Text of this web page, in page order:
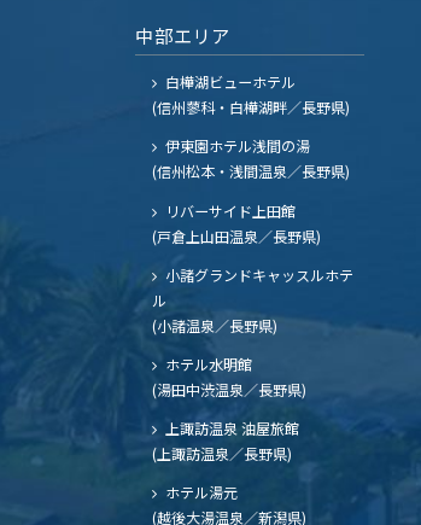
中部エリア
白樺湖ビューホテル
(信州蓼科・白樺湖畔／長野県)
伊東園ホテル浅間の湯
(信州松本・浅間温泉／長野県)
リバーサイド上田館
(戸倉上山田温泉／長野県)
小諸グランドキャッスルホテ
ル
(小諸温泉／長野県)
ホテル水明館
(湯田中渋温泉／長野県)
上諏訪温泉 油屋旅館
(上諏訪温泉／長野県)
ホテル湯元
(越後大湯温泉／新潟県)